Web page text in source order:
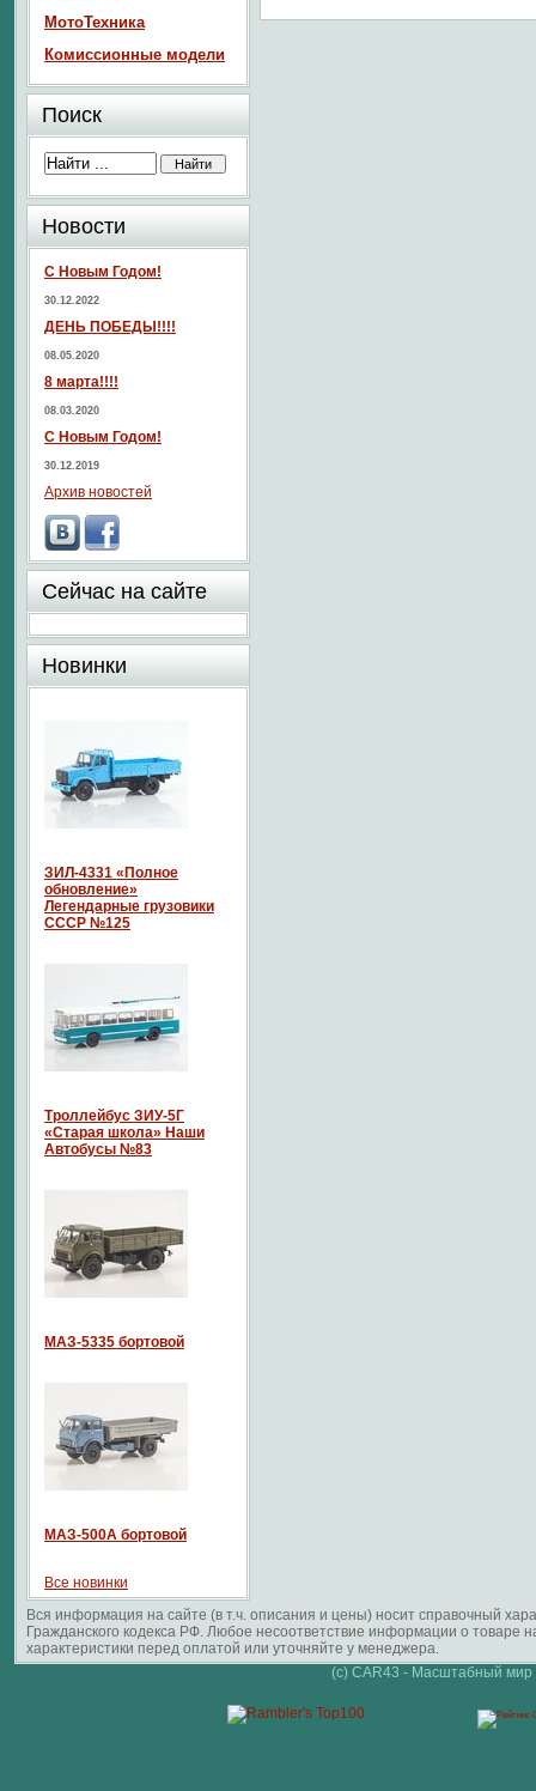
МотоТехника
Комиссионные модели
Поиск
Новости
С Новым Годом!
30.12.2022
ДЕНЬ ПОБЕДЫ!!!!
08.05.2020
8 марта!!!!
08.03.2020
С Новым Годом!
30.12.2019
Архив новостей
Сейчас на сайте
Новинки
ЗИЛ-4331 «Полное
обновление»
Легендарные грузовики
СССР №125
Троллейбус ЗИУ-5Г
«Старая школа» Наши
Автобусы №83
МАЗ-5335 бортовой
МАЗ-500А бортовой
Все новинки
Вся информация на сайте (в т.ч. описания и цены) носит справочный
Гражданского кодекса РФ. Любое несоответствие информации о
характеристики перед оплатой или уточняйте у менеджера.
(c) CAR43 - Масштабный мир